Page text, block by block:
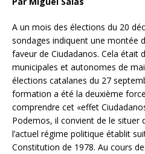
A un mois des élections du 20
sondages indiquent une montée
faveur de Ciudadanos. Cela était
municipales et autonomes de
élections catalanes du 27
formation a été la deuxième
comprendre cet «effet
Podemos, il convient de le situer
l’actuel régime politique établit
Constitution de 1978. Au cours